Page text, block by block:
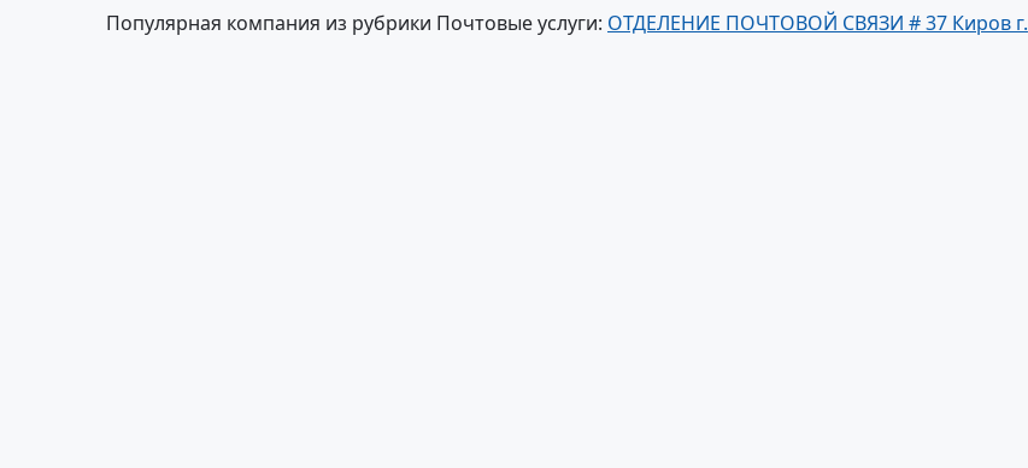
Популярная компания из рубрики Почтовые услуги: ОТДЕЛЕНИЕ ПОЧТОВОЙ СВЯЗИ # 37 Киров г.